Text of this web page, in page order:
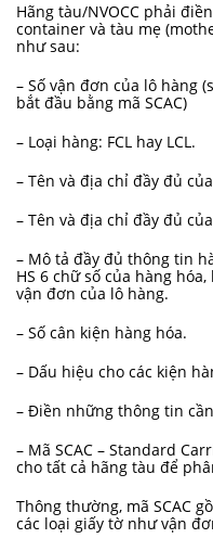
Hãng tàu/NVOCC phải
container và tàu mẹ
như sau:
– Số vận đơn của lô hàng
bắt đầu bằng mã SCAC)
– Loại hàng: FCL hay LCL.
– Tên và địa chỉ đầy đủ
– Tên và địa chỉ đầy đủ
– Mô tả đầy đủ thông tin
HS 6 chữ số của hàng
vận đơn của lô hàng.
– Số cân kiện hàng hóa.
– Dấu hiệu cho các kiện
– Điền những thông tin
– Mã SCAC – Standard
cho tất cả hãng tàu để
Thông thường, mã SCAC
các loại giấy tờ như vận